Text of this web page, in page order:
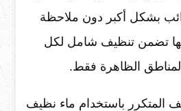
بشكل أكبر دون ملاحظة
تضمن تنظيف شامل لكل
الظاهرة فقط.
المتكرر باستخدام ماء نظيف